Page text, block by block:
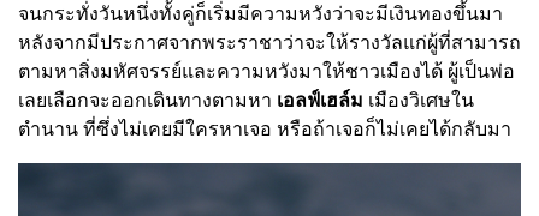
จนกระทั่งวันหนึ่งทั้งคู่ก็เริ่มมีความหวังว่าจะมีเงินทองขึ้นมา
หลังจากมีประกาศจากพระราชาว่าจะให้รางวัลแก่ผู้ที่สามารถ
ตามหาสิ่งมหัศจรรย์และความหวังมาให้ชาวเมืองได้ ผู้เป็นพ่อ
เลยเลือกจะออกเดินทางตามหา เอลฟ์เฮล์ม เมืองวิเศษใน
ตำนาน ที่ซึ่งไม่เคยมีใครหาเจอ หรือถ้าเจอก็ไม่เคยได้กลับมา